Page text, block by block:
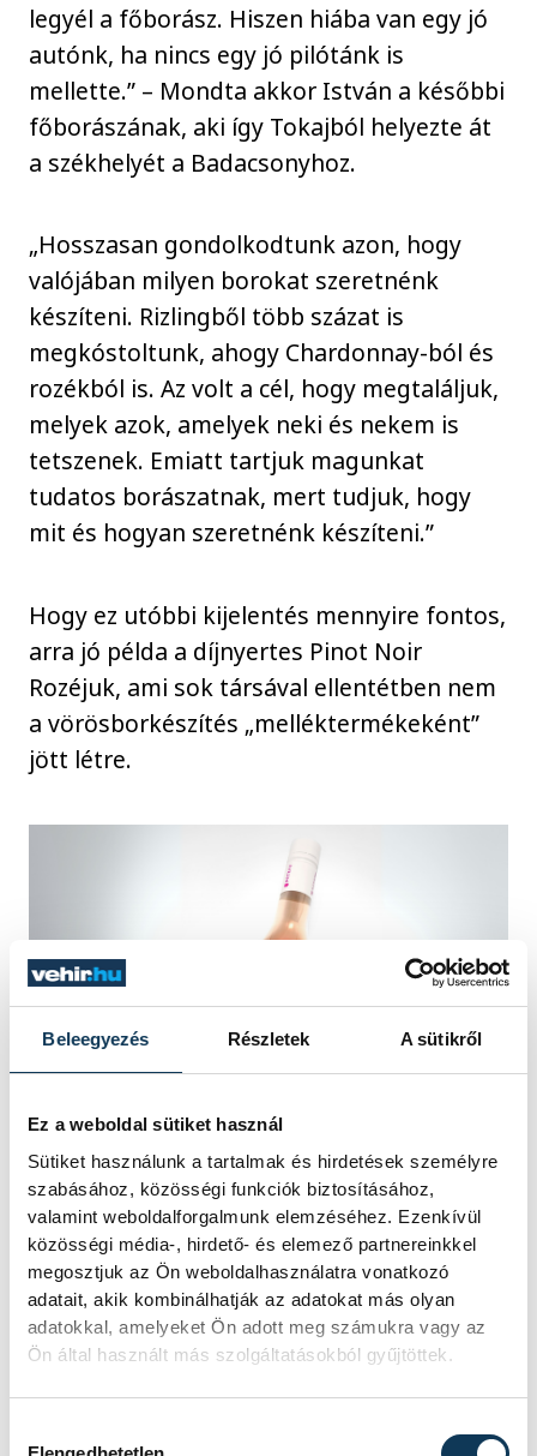
Beleegyezés Részletek A sütikről
Ez a weboldal sütiket használ
Sütiket használunk a tartalmak és hirdetések személyre
szabásához, közösségi funkciók biztosításához,
valamint weboldalforgalmunk elemzéséhez. Ezenkívül
közösségi média-, hirdető- és elemező partnereinkkel
megosztjuk az Ön weboldalhasználatra vonatkozó
adatait, akik kombinálhatják az adatokat más olyan
adatokkal, amelyeket Ön adott meg számukra vagy az
Ön által használt más szolgáltatásokból gyűjtöttek.
legyél a főborász. Hiszen hiába van egy jó
autónk, ha nincs egy jó pilótánk is
mellette.” – Mondta akkor István a későbbi
főborászának, aki így Tokajból helyezte át
a székhelyét a Badacsonyhoz.
„Hosszasan gondolkodtunk azon, hogy
valójában milyen borokat szeretnénk
készíteni. Rizlingből több százat is
megkóstoltunk, ahogy Chardonnay-ból és
rozékból is. Az volt a cél, hogy megtaláljuk,
melyek azok, amelyek neki és nekem is
tetszenek. Emiatt tartjuk magunkat
tudatos borászatnak, mert tudjuk, hogy
mit és hogyan szeretnénk készíteni.”
Hogy ez utóbbi kijelentés mennyire fontos,
arra jó példa a díjnyertes Pinot Noir
Rozéjuk, ami sok társával ellentétben nem
a vörösborkészítés „melléktermékeként”
jött létre.
„Ha valaki kékszőlőből eredetileg
vörösbort szeretne készíteni, akkor
aszerint állítja be az ültetvénye
paramétereit, úgy metszi a szőlőt, úgy
terheli, hogy abból egy vastag vörösbor
készülhessen. Sokan viszont, ha az adott
évjárat nem megfelelő, hirtelen a rozé felé